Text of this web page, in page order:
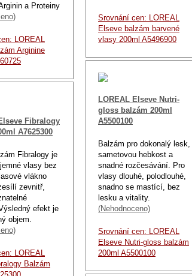
a Proteiny
LOREAL
Arginine
Srovnání cen: LOREAL
Elseve balzám barvené
vlasy 200ml A5496900
LOREAL Elseve Nutri-
gloss balzám 200ml
A5500100
Balzám pro dokonalý lesk,
sametovou hebkost a
snadné rozčesávání. Pro
vlasy dlouhé, polodlouhé,
snadno se mastící, bez
lesku a vitality.
(Nehodnoceno)
Srovnání cen: LOREAL
Elseve Nutri-gloss balzám
200ml A5500100
Fibralogy
A7625300
Fibralogy je
vlasy bez
vlákno
zevnitř,
efekt je
objem.
LOREAL
Balzám